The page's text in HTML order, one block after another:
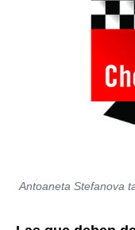
Antoaneta Stefanova